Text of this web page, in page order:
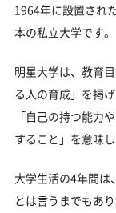
1964年に設置され
本の私立大学です。
明星大学は、教育
る人の育成」を掲
「自己の持つ能力
すること」を意味し
大学生活の4年間は
とは言うまでもあ